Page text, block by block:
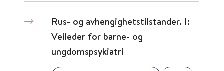
Rus- og avhengighetstilstander. I:
Veileder for barne- og
ungdomspsykiatri